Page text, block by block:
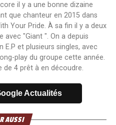
il y a une bonne dizaine
que chanteur en 2015 dans
Your Pride. À sa fin il y a deux
avec "Giant ". On a depuis
et plusieurs singles, avec
play du groupe cette année.
de 4 prêt à en découdre.
Actualités
AUSSI